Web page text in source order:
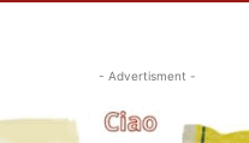
- Advertisment -